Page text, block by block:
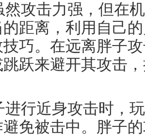
然攻击力强，但在
距离，利用自己
巧。在远离胖子
跃来避开其攻击
进行近身攻击时，
免被击中。胖子